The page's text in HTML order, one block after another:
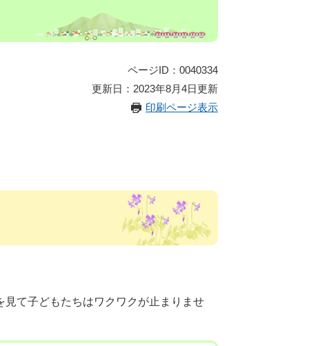
ページID：0040334
更新日：2023年8月4日更新
印刷ページ表示
て子どもたちはワクワクが止まりませ